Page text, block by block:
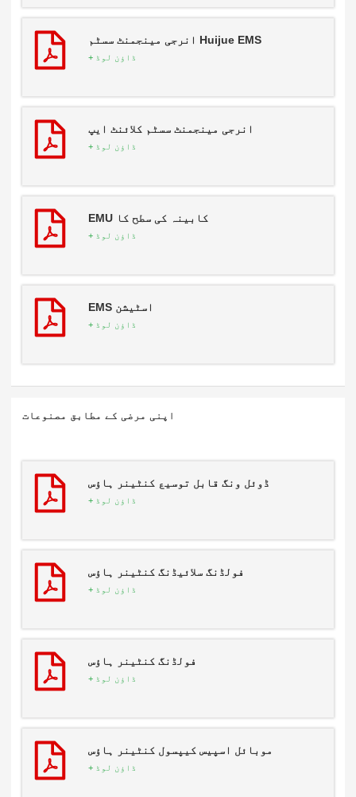
Huijue EMS انرجی مینجمنٹ سسٹم
ڈاؤن لوڈ +
انرجی مینجمنٹ سسٹم کلائنٹ ایپ
ڈاؤن لوڈ +
کابینہ کی سطح کا EMU
ڈاؤن لوڈ +
اسٹیشن EMS
ڈاؤن لوڈ +
اپنی مرضی کے مطابق مصنوعات
ڈوئل ونگ قابل توسیع کنٹینر ہاؤس
ڈاؤن لوڈ +
فولڈنگ سلائیڈنگ کنٹینر ہاؤس
ڈاؤن لوڈ +
فولڈنگ کنٹینر ہاؤس
ڈاؤن لوڈ +
موبائل اسپیس کیپسول کنٹینر ہاؤس
ڈاؤن لوڈ +